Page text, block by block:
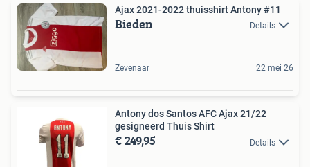
Ajax 2021-2022 thuisshirt Antony #11
Bieden Details
Zevenaar 22 mei 26
Antony dos Santos AFC Ajax 21/22
gesigneerd Thuis Shirt
€ 249,95 Details